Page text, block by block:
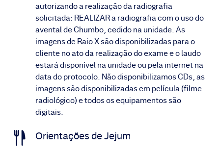
autorizando a realização da radiografia
solicitada: REALIZAR a radiografia com o uso do
avental de Chumbo, cedido na unidade. As
imagens de Raio X são disponibilizadas para o
cliente no ato da realização do exame e o laudo
estará disponível na unidade ou pela internet na
data do protocolo. Não disponibilizamos CDs, as
imagens são disponibilizadas em película (filme
radiológico) e todos os equipamentos são
digitais.
Orientações de Jejum